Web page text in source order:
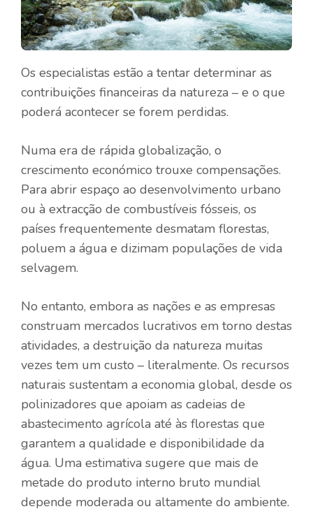
Os especialistas estão a tentar determinar as
contribuições financeiras da natureza – e o que
poderá acontecer se forem perdidas.
Numa era de rápida globalização, o
crescimento económico trouxe compensações.
Para abrir espaço ao desenvolvimento urbano
ou à extracção de combustíveis fósseis, os
países frequentemente desmatam florestas,
poluem a água e dizimam populações de vida
selvagem.
No entanto, embora as nações e as empresas
construam mercados lucrativos em torno destas
atividades, a destruição da natureza muitas
vezes tem um custo – literalmente. Os recursos
naturais sustentam a economia global, desde os
polinizadores que apoiam as cadeias de
abastecimento agrícola até às florestas que
garantem a qualidade e disponibilidade da
água. Uma estimativa sugere que mais de
metade do produto interno bruto mundial
depende moderada ou altamente do ambiente.